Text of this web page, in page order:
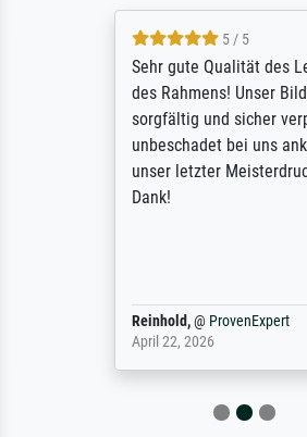
5 / 5
Sehr gute Qualität des
des Rahmens! Unser Bild
sorgfältig und sicher
unbeschadet bei uns ankam.
unser letzter Meisterdruck
Reinhold,@ProvenExpert
April 22, 2026